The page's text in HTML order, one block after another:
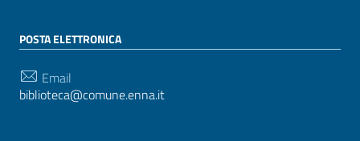
POSTA ELETTRONICA
Email
biblioteca@comune.enna.it